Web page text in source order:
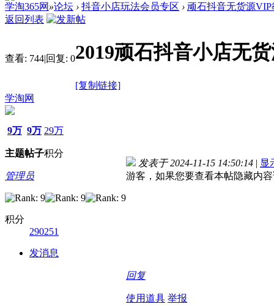
学淘365网 »论坛 › 抖音小店玩法会员专区 › 顽石抖音无货源VIP
返回列表
查看: 744|回复: 02019顽石抖音小店无
[复制链接]
学淘网
9万
主题
9万
帖子
29万
积分
管理员
积分
290251
发消息
发表于 2024-11-15 14:50:14 | 显
游客，如果您要查看本帖隐藏内
回复
使用道具 举报